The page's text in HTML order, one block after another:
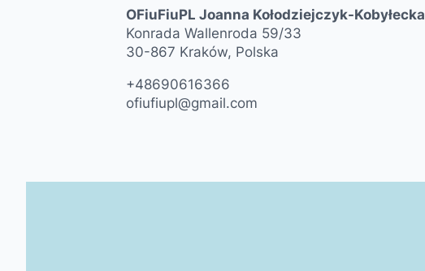
OFiuFiuPL Joanna Kołodziejczyk-Kobyłecka
Konrada Wallenroda 59/33
30-867 Kraków, Polska
+48690616366
ofiufiupl@gmail.com